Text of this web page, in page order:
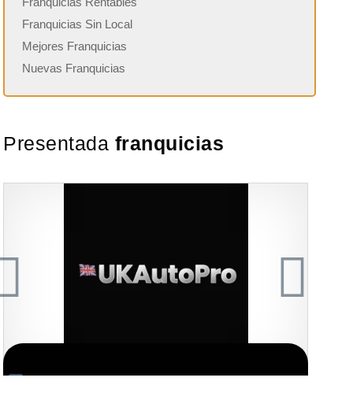
Franquicias Sin Local
Mejores Franquicias
Nuevas Franquicias
Presentada franquicias